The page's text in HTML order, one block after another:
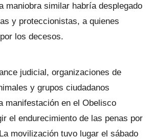
maniobra similar habría desplegado
y proteccionistas, a quienes
los decesos.
judicial, organizaciones de
y grupos ciudadanos
manifestación en el Obelisco
el endurecimiento de las penas por
movilización tuvo lugar el sábado